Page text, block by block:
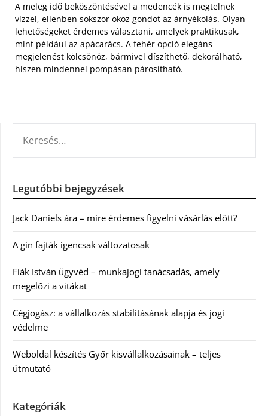
A meleg idő beköszöntésével a medencék is megtelnek
vízzel, ellenben sokszor okoz gondot az árnyékolás. Olyan
lehetőségeket érdemes választani, amelyek praktikusak,
mint például az apácarács. A fehér opció elegáns
megjelenést kölcsönöz, bármivel díszíthető, dekorálható,
hiszen mindennel pompásan párosítható.
Legutóbbi bejegyzések
Jack Daniels ára – mire érdemes figyelni vásárlás előtt?
A gin fajták igencsak változatosak
Fiák István ügyvéd – munkajogi tanácsadás, amely
megelőzi a vitákat
Cégjogász: a vállalkozás stabilitásának alapja és jogi
védelme
Weboldal készítés Győr kisvállalkozásainak – teljes
útmutató
Kategóriák